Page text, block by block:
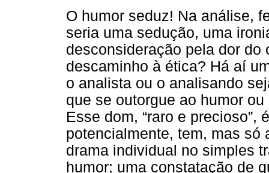
O humor seduz! Na análise,
seria uma sedução, uma
desconsideração pela dor do
descaminho à ética? Há aí
o analista ou o analisando
que se outorgue ao humor
Esse dom, “raro e precioso”,
potencialmente, tem, mas só
drama individual no simples
humor; uma constatação de